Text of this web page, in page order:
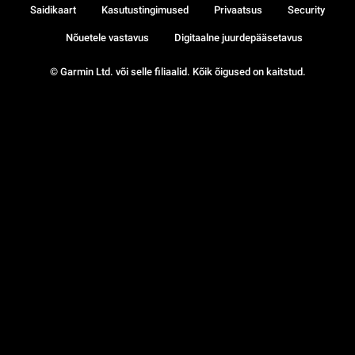
© Garmin Ltd. või selle filiaalid. Kõik õigused on kaitstud.
Saidikaart Kasutustingimused Privaatsus Security
Nõuetele vastavus Digitaalne juurdepääsetavus